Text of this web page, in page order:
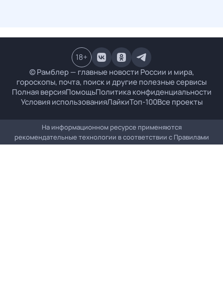
© Рамблер — главные новости России и мира,
гороскопы, почта, поиск и другие полезные сервисы
Полная версияПомощьПолитика конфиденциальности
Условия использованияЛайкиТоп-100Все проекты
18+
На информационном ресурсе применяются
рекомендательные технологии в соответствии с Правилами